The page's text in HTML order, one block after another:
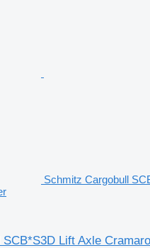
Schmitz Cargobull
Lift Axle Cramaro